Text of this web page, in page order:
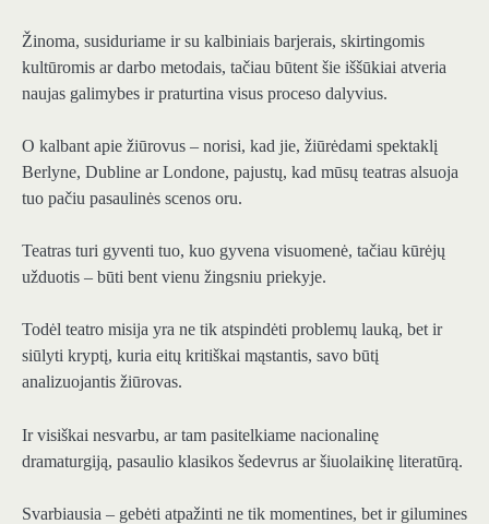
Žinoma, susiduriame ir su kalbiniais barjerais, skirtingomis
kultūromis ar darbo metodais, tačiau būtent šie iššūkiai atveria
naujas galimybes ir praturtina visus proceso dalyvius.
O kalbant apie žiūrovus – norisi, kad jie, žiūrėdami spektaklį
Berlyne, Dubline ar Londone, pajustų, kad mūsų teatras alsuoja
tuo pačiu pasaulinės scenos oru.
Teatras turi gyventi tuo, kuo gyvena visuomenė, tačiau kūrėjų
užduotis – būti bent vienu žingsniu priekyje.
Todėl teatro misija yra ne tik atspindėti problemų lauką, bet ir
siūlyti kryptį, kuria eitų kritiškai mąstantis, savo būtį
analizuojantis žiūrovas.
Ir visiškai nesvarbu, ar tam pasitelkiame nacionalinę
dramaturgiją, pasaulio klasikos šedevrus ar šiuolaikinę literatūrą.
Svarbiausia – gebėti atpažinti ne tik momentines, bet ir gilumines